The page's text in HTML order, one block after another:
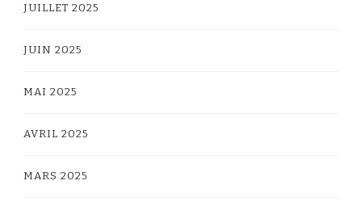
JUILLET 2025
JUIN 2025
MAI 2025
AVRIL 2025
MARS 2025